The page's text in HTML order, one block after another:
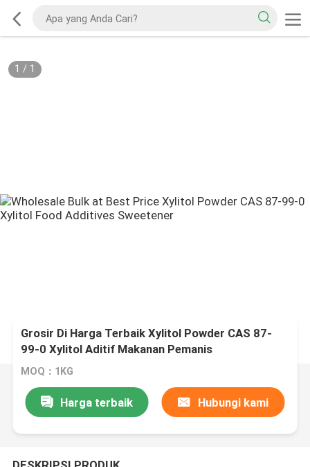
1 / 1
Grosir Di Harga Terbaik Xylitol Powder CAS 87-
99-0 Xylitol Aditif Makanan Pemanis
MOQ：1KG
Harga terbaik Hubungi kami